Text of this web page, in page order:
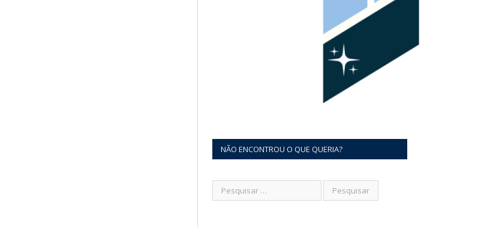
NÃO ENCONTROU O QUE QUERIA?